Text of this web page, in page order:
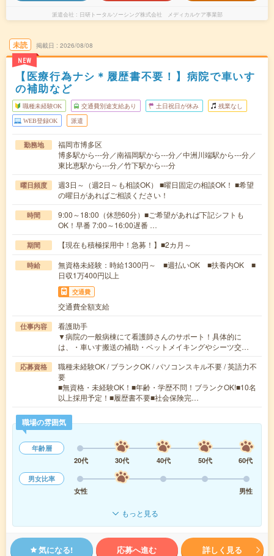
派遣会社 日研トータルソーシング株式会社 メディカルケア事業部
未読
NEW
掲載日 2026/08/08
【医療行為ナシ＊履歴書不要！】病院で車いす
の補助など
職種未経験OK 交通費別途支給あり 土日祝日が休み 残業なし
WEB登録OK 派遣
勤務地
福岡市博多区
博多駅から---分／南福岡駅から---分／中洲川端駅から---分／
東比恵駅から---分／竹下駅から---分
曜日頻度
週3日～（週2日～も相談OK） ■曜日固定の相談OK！ ■希望
の曜日があればご相談ください！
時間
9:00～18:00（休憩60分）■ご希望があれば下記シフトも
OK！早番 7:00～16:00遅番 …
期間 【現在も積極採用中！急募！】■2カ月～
時給
無資格未経験：時給1300円～ ■週払いOK ■扶養内OK ■
日収1万400円以上
交通費
交通費全額支給
仕事内容
看護助手
▼病院の一般病棟にて看護師さんのサポート！具体的に
は、・車いす搬送の補助・ベットメイキングやシーツ交…
応募資格
職種未経験OK / ブランクOK / パソコンスキル不要 / 英語力不
要
■無資格・未経験OK！■年齢・学歴不問！ブランクOK!■10名
以上採用予定！■履歴書不要■社会保険完…
職場の雰囲気
年齢層
20代
30代 40代 50代
60代
男女比率
女性
男性
もっと見る
気になる! 応募へ進む 詳しく見る